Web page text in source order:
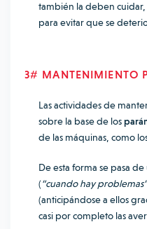
también la deben
para evitar que se
3# MANTENIMIENTO
Las actividades de
sobre la base de los
de las máquinas, como
De esta forma se pasa
(“cuando hay problemas”
(anticipándose a ellos
casi por completo las